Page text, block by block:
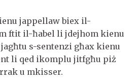
jappellaw biex il-
ftit il-ħabel li jdejhom kienu
s-sentenzi għax kienu
li qed ikomplu jitfgħu piż
u mkisser.